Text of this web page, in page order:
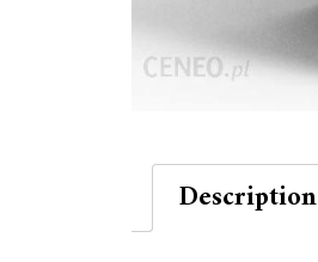
Description